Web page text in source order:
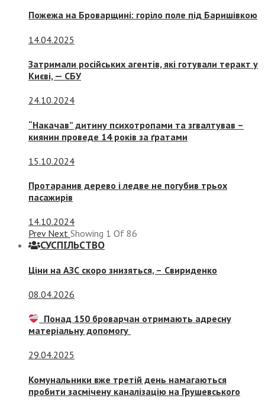
Пожежа на Броварщині: горіло поле під Баришівкою
14.04.2025
Затримали російських агентів, які готували теракт у
Києві, — СБУ
24.10.2024
“Накачав” дитину психотропами та згвалтував –
киянин проведе 14 років за ґратами
15.10.2024
Протаранив дерево і ледве не погубив трьох
пасажирів
14.10.2024
Prev Next Showing 1 Of 86
СУСПIЛЬСТВО
Ціни на АЗС скоро знизяться, – Свириденко
08.04.2026
Понад 150 броварчан отримають адресну
матеріальну допомогу
29.04.2025
Комунальники вже третій день намагаються
пробити засмічену каналізацію на Грушевського